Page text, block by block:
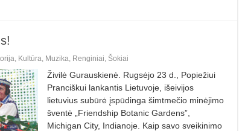
Kultūra Muzika Renginiai Šokiai
Živilė Gurauskienė. Rugsėjo 23 d., Popiežiui
Pranciškui lankantis Lietuvoje, išeivijos
lietuvius subūrė įspūdinga šimtmečio minėjimo
šventė „Friendship Botanic Gardens”,
Michigan City, Indianoje. Kaip savo sveikinimo